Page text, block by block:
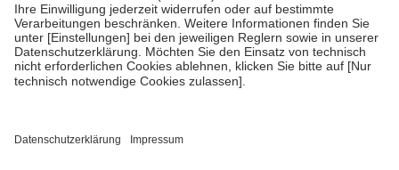
• Untersuchungen zur Vorsorge und Früherkennung, die von der
GKV getragen werden
• empfohlenen Schutzimpfungen
• Harn- und Blutteststreifen
getroffen, um sicherzustellen, dass es sich um echte Bewertungen